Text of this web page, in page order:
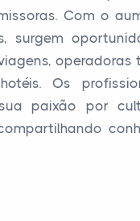
Com o
surgem
operadoras
Os
paixão por